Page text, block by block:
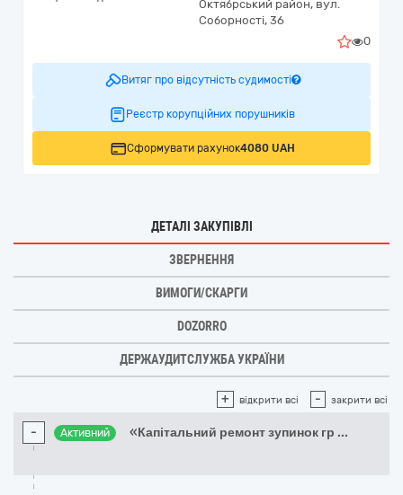
Октябрський район, вул.
Соборності, 36
0
Витяг про відсутність судимості
Реєстр корупційних порушників
Сформувати рахунок4080 UAH
ДЕТАЛІ ЗАКУПІВЛІ
ЗВЕРНЕННЯ
ВИМОГИ/СКАРГИ
DOZORRO
ДЕРЖАУДИТСЛУЖБА УКРАЇНИ
+ відкрити всі - закрити всі
- Активний «Капітальний ремонт зупинок гр ...